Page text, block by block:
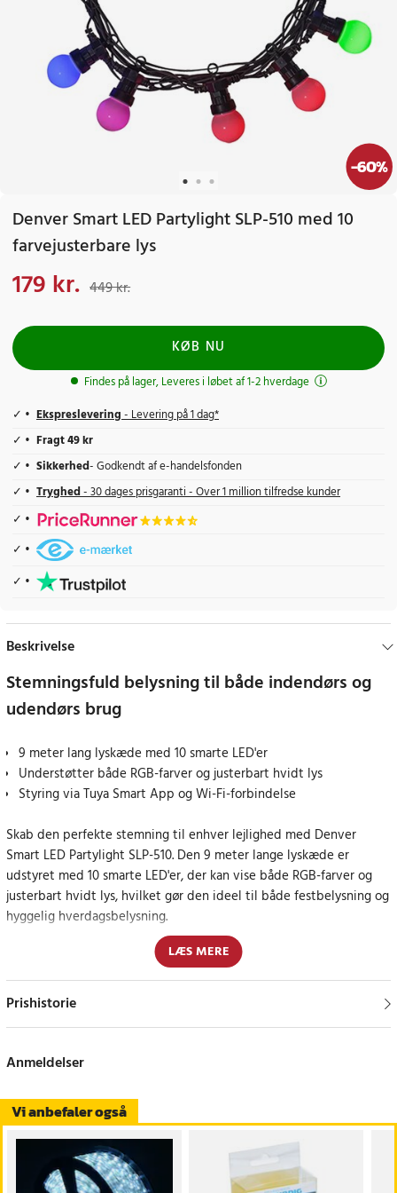
-60%
Denver Smart LED Partylight SLP-510 med 10
farvejusterbare lys
Nuværende pris
179 kr. 449 kr.
KØB NU
Findes på lager, Leveres i løbet af 1-2 hverdage
Ekspreslevering- Levering på 1 dag*
Fragt 49 kr
Sikkerhed- Godkendt af e-handelsfonden
Tryghed- 30 dages prisgaranti - Over 1 million tilfredse kunder
Beskrivelse
Stemningsfuld belysning til både indendørs og
udendørs brug
9 meter lang lyskæde med 10 smarte LED'er
Understøtter både RGB-farver og justerbart hvidt lys
Styring via Tuya Smart App og Wi-Fi-forbindelse
Skab den perfekte stemning til enhver lejlighed med Denver
Smart LED Partylight SLP-510. Den 9 meter lange lyskæde er
udstyret med 10 smarte LED'er, der kan vise både RGB-farver og
justerbart hvidt lys, hvilket gør den ideel til både festbelysning og
hyggelig hverdagsbelysning.
Hvert lys kan styres individuelt via Tuya Smart-appen, hvilket
giver dig fuld kontrol over farve, lysstyrke og farvetemperatur.
Lamperne er også kompatible med Wi-Fi (2,4 GHz), hvilket gør det
Holdbart og vejrbestandigt design
Lyskæden er IP65-klassificeret, hvilket gør den vandafvisende og
perfekt til udendørs brug under alle vejrforhold. Strømadapteren
er IP44-klassificeret og beskyttet mod vandsprøjt. Lysene kan
modstå temperaturer fra -20° til 60° Celsius, hvilket gør dem
velegnede til brug året rundt.
LÆS MERE
Prishistorie
Vi anbefaler også
Anmeldelser